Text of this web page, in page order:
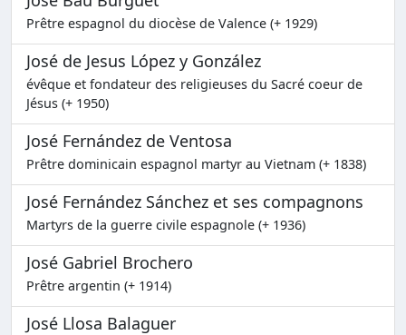
Prêtre espagnol du diocèse de Valence (+ 1929)
José de Jesus López y González
évêque et fondateur des religieuses du Sacré coeur de
Jésus (+ 1950)
José Fernández de Ventosa
Prêtre dominicain espagnol martyr au Vietnam (+ 1838)
José Fernández Sánchez et ses compagnons
Martyrs de la guerre civile espagnole (+ 1936)
José Gabriel Brochero
Prêtre argentin (+ 1914)
José Llosa Balaguer